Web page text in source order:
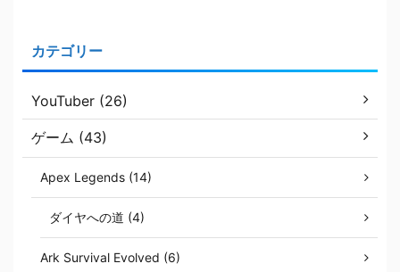
カテゴリー
YouTuber (26)
ゲーム (43)
Apex Legends (14)
ダイヤへの道 (4)
Ark Survival Evolved (6)